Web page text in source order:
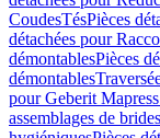
CoudesTésPièces
détachées pour
démontablesPièces
démontables
pour Geberit
assemblages de brides